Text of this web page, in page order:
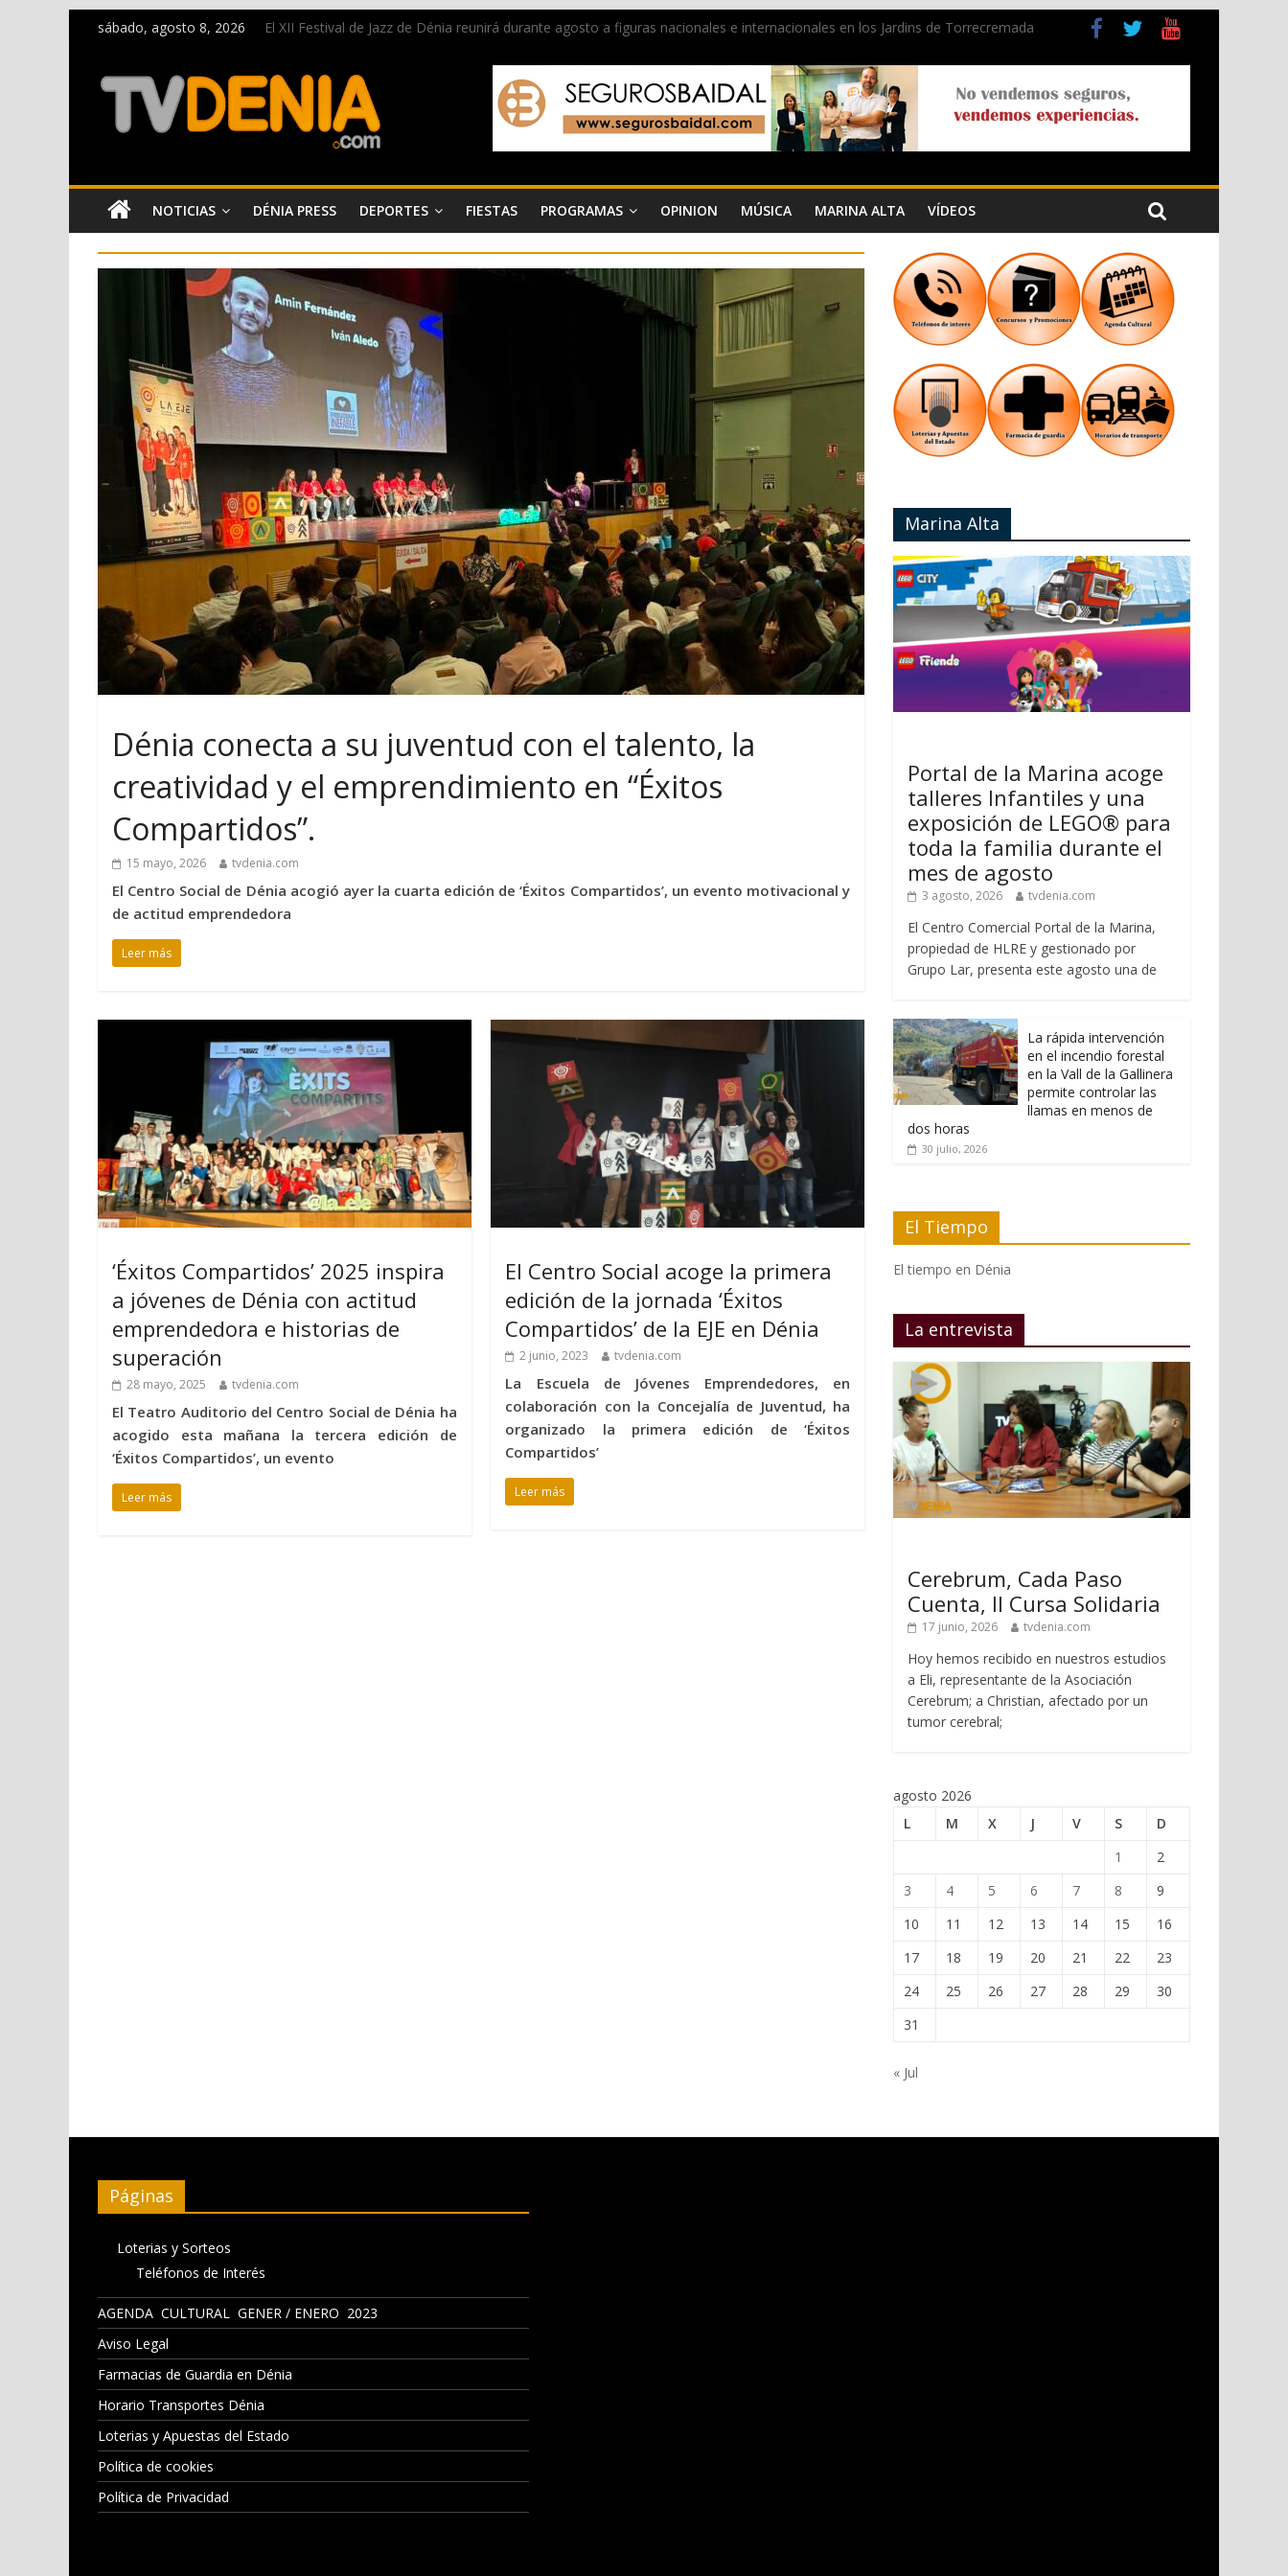
sábado, agosto 8, 2026
El XII Festival de Jazz de Dénia reunirá durante agosto a figuras nacionales e internacionales en los Jardins de Torrecremada
El bando moro protagonista en la Segunda Entraeta Festera
Paco Adsuar dona al Arxiu de Dénia más de 50.000 imágenes de la memoria visual de la ciudad
La Entraeta Festera llena de ambiente la calle Marqués de Campo con la recepción a la Capitanía Cristiana
NOTICIAS DÉNIA PRESS DEPORTES FIESTAS PROGRAMAS OPINION MÚSICA MARINA ALTA VÍDEOS
Dénia conecta a su juventud con el talento, la
creatividad y el emprendimiento en “Éxitos
Compartidos”.
15 mayo, 2026 tvdenia.com
El Centro Social de Dénia acogió ayer la cuarta edición de ‘Éxitos Compartidos’, un evento motivacional y
de actitud emprendedora
Leer más
‘Éxitos Compartidos’ 2025 inspira
a jóvenes de Dénia con actitud
emprendedora e historias de
superación
28 mayo, 2025 tvdenia.com
El Teatro Auditorio del Centro Social de Dénia ha
acogido esta mañana la tercera edición de
‘Éxitos Compartidos’, un evento
Leer más
El Centro Social acoge la primera
edición de la jornada ‘Éxitos
Compartidos’ de la EJE en Dénia
2 junio, 2023 tvdenia.com
La Escuela de Jóvenes Emprendedores, en
colaboración con la Concejalía de Juventud, ha
organizado la primera edición de ‘Éxitos
Compartidos’
Leer más
Marina Alta
Portal de la Marina acoge
talleres Infantiles y una
exposición de LEGO® para
toda la familia durante el
mes de agosto
3 agosto, 2026 tvdenia.com
El Centro Comercial Portal de la Marina,
propiedad de HLRE y gestionado por
Grupo Lar, presenta este agosto una de
La rápida intervención
en el incendio forestal
en la Vall de la Gallinera
permite controlar las
llamas en menos de
dos horas
30 julio, 2026
El Tiempo
El tiempo en Dénia
La entrevista
Cerebrum, Cada Paso
Cuenta, II Cursa Solidaria
17 junio, 2026 tvdenia.com
Hoy hemos recibido en nuestros estudios
a Eli, representante de la Asociación
Cerebrum; a Christian, afectado por un
tumor cerebral;
agosto 2026
L
M X J V S
D
1
2
3
4 5 6 7 8
9
10
11 12 13 14 15
16
17
18 19 20 21 22
23
24
25 26 27 28 29
30
31
« Jul
Páginas
Loterias y Sorteos
Teléfonos de Interés
AGENDA CULTURAL GENER / ENERO 2023
Aviso Legal
Farmacias de Guardia en Dénia
Horario Transportes Dénia
Loterias y Apuestas del Estado
Política de cookies
Política de Privacidad